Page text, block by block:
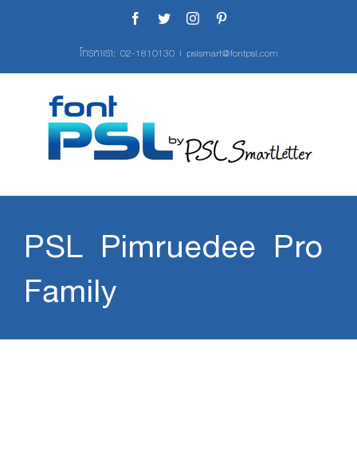
Facebook
TwitterInstagram
โทรหาเรา: 02-1810130 | pslsmart@fontpsl.com
PSL Pimruedee Pro
Family